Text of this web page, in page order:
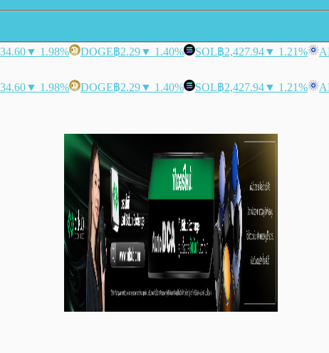
▼ 1.98% DOGE฿2.29▼ 1.40% SOL฿2,427.94▼ 1.21%
▼ 1.98% DOGE฿2.29▼ 1.40% SOL฿2,427.94▼ 1.21%